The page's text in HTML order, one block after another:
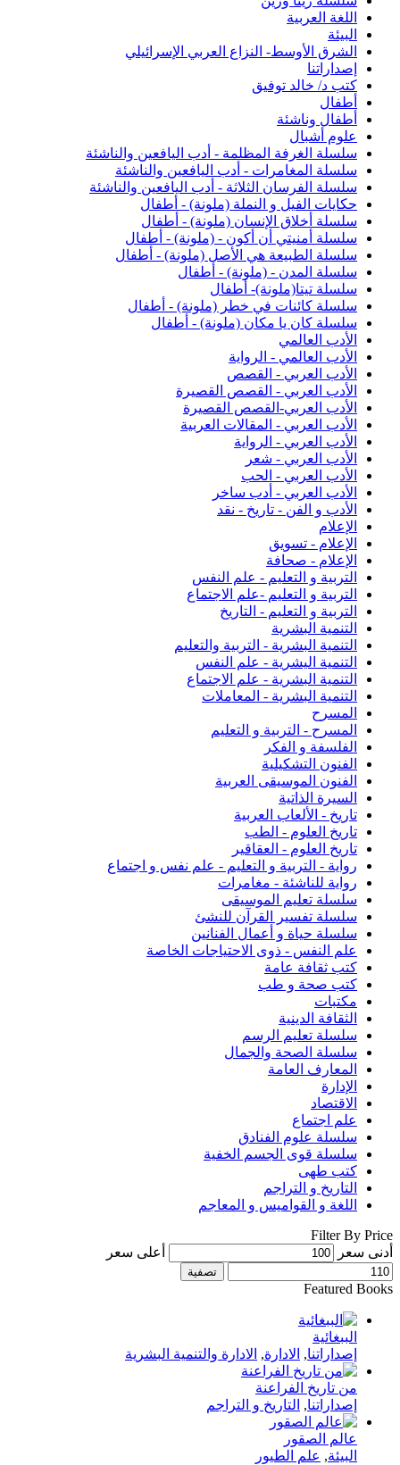
اللغة العربية
البيئة
الشرق الأوسط- النزاع العربي الإسرائيلي
إصداراتنا
كتب د/ خالد توفيق
أطفال
أطفال وناشئة
علوم أشبال
سلسلة الغرفة المظلمة - أدب اليافعين والناشئة
سلسلة المغامرات - أدب اليافعين والناشئة
سلسلة الفرسان الثلاثة - أدب اليافعين والناشئة
حكايات الفيل و النملة (ملونة) - أطفال
سلسلة أخلاق الإنسان (ملونة) - أطفال
سلسلة أمنيتي أن أكون - (ملونة) - أطفال
سلسلة الطبيعة هي الأصل (ملونة) - أطفال
سلسلة المدن - (ملونة) - أطفال
سلسلة تيتا(ملونة)- أطفال
سلسلة كائنات في خطر (ملونة) - أطفال
سلسلة كان يا مكان (ملونة) - أطفال
الأدب العالمي
الأدب العالمي - الرواية
الأدب العربي - القصص
الأدب العربي - القصص القصيرة
الأدب العربي-القصص القصيرة
الأدب العربي - المقالات العربية
الأدب العربي - الرواية
الأدب العربي - شعر
الأدب العربي - الحب
الأدب العربي - أدب ساخر
الأدب و الفن - تاريخ - نقد
الإعلام
الإعلام - تسويق
الإعلام - صحافة
التربية و التعليم - علم النفس
التربية و التعليم -علم الاجتماع
التربية و التعليم - التاريخ
التنمية البشرية
التنمية البشرية - التربية والتعليم
التنمية اليشرية - علم النفس
التنمية البشرية - علم الاجتماع
التنمية البشرية - المعاملات
المسرح
المسرح - التربية و التعليم
الفلسفة و الفكر
الفنون التشكيلية
الفنون الموسيقى العربية
السيرة الذاتية
تاريخ - الألعاب العربية
تاريخ العلوم - الطب
تاريخ العلوم - العقاقير
رواية - التربية و التعليم - علم نفس و اجتماع
رواية للناشئة - مغامرات
سلسلة تعليم الموسيقى
سلسلة تفسير القرآن للنشئ
سلسلة حياة و أعمال الفنانين
علم النفس - ذوى الاحتياجات الخاصة
كتب ثقافة عامة
كتب صحة و طب
مكتبات
الثقافة الدينية
سلسلة تعليم الرسم
سلسلة الصحة والجمال
المعارف العامة
الإدارة
الاقتصاد
علم اجتماع
سلسلة علوم الفنادق
سلسلة قوى الجسم الخفية
كتب طهى
التاريخ و التراجم
اللغة و القواميس و المعاجم
Filter By Price
أدنى سعر
أعلى سعر
تصفية
Featured Books
الببغائية
إصداراتنا, الادارة, الادارة والتنمية البشرية
من تاريخ الفراعنة
إصداراتنا, التاريخ و التراجم
عالم الصقور
البيئة, علم الطيور